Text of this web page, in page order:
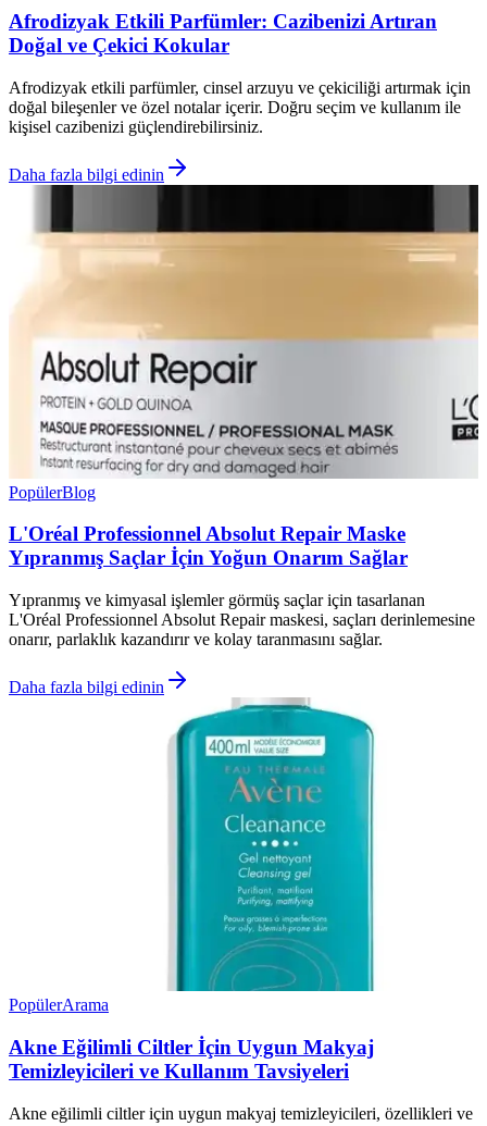
Afrodizyak Etkili Parfümler: Cazibenizi Artıran
Doğal ve Çekici Kokular
Afrodizyak etkili parfümler, cinsel arzuyu ve çekiciliği artırmak için
doğal bileşenler ve özel notalar içerir. Doğru seçim ve kullanım ile
kişisel cazibenizi güçlendirebilirsiniz.
Daha fazla bilgi edinin
PopülerBlog
L'Oréal Professionnel Absolut Repair Maske
Yıpranmış Saçlar İçin Yoğun Onarım Sağlar
Yıpranmış ve kimyasal işlemler görmüş saçlar için tasarlanan
L'Oréal Professionnel Absolut Repair maskesi, saçları derinlemesine
onarır, parlaklık kazandırır ve kolay taranmasını sağlar.
Daha fazla bilgi edinin
PopülerArama
Akne Eğilimli Ciltler İçin Uygun Makyaj
Temizleyicileri ve Kullanım Tavsiyeleri
Akne eğilimli ciltler için uygun makyaj temizleyicileri, özellikleri ve